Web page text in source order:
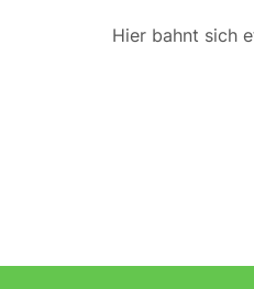
Hier bahnt sich